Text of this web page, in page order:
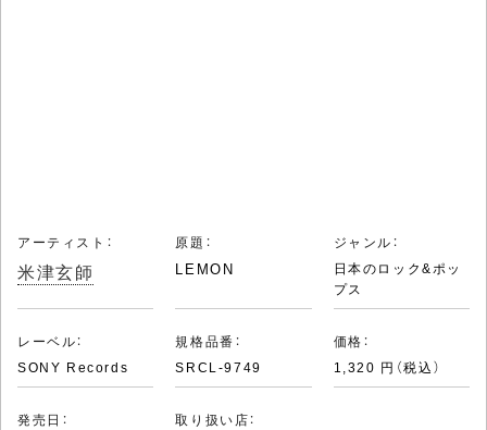
アーティスト：
米津玄師
原題：
LEMON
ジャンル：
日本のロック&ポッ
プス
レーベル：
SONY Records
規格品番：
SRCL-9749
価格：
1,320 円（税込）
発売日：
取り扱い店：